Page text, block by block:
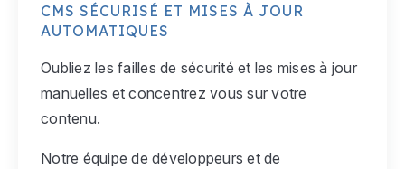
CMS SÉCURISÉ ET MISES À JOUR
AUTOMATIQUES
Oubliez les failles de sécurité et les mises à jour
manuelles et concentrez vous sur votre
contenu.
Notre équipe de développeurs et de